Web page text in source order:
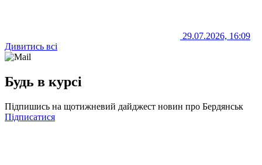
29.07.2026, 16:09
Дивитись всі
Будь в курсі
Підпишись на щотижневий дайджест новин про Бердянськ
Підписатися